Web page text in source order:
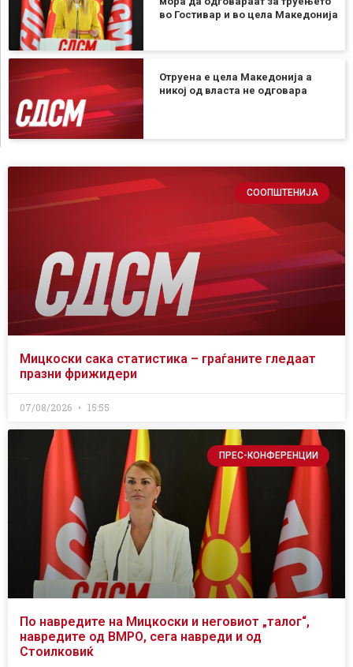
во Гостивар и во цела Македонија
Отруена е цела Македонија а
никој од власта не одговара
СООПШТЕНИЈА
Мицкоски сака статистика – граѓаните гледаат
празни фрижидери
07/08/2026 15:55
ПРЕС-КОНФЕРЕНЦИИ
По навредите на Мицкоски и неговиот „талог“,
навредите од ВМРО, сега навреди и од
Стоилковиќ